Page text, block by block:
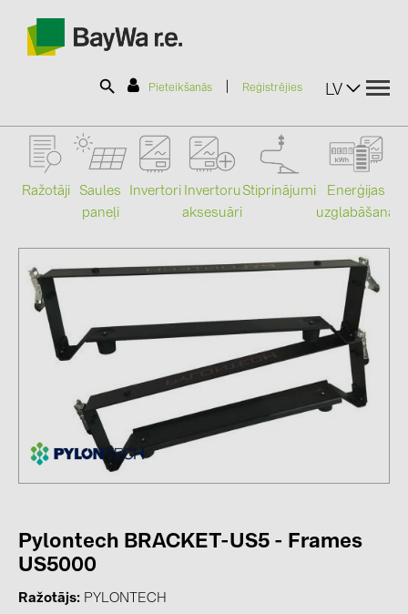
Pieteikšanās Reģistrējies LV
SOLAR-PLANIT
Informācija
Jaunumi
Invertori (105)
Invertoru aksesuāri (84)
Ražotāji
Saules
paneļi
Invertori Invertoru
aksesuāri
Stiprinājumi
Enerģijas
uzglabāšana
Pylontech BRACKET-US5 - Frames
US5000
Ražotājs PYLONTECH